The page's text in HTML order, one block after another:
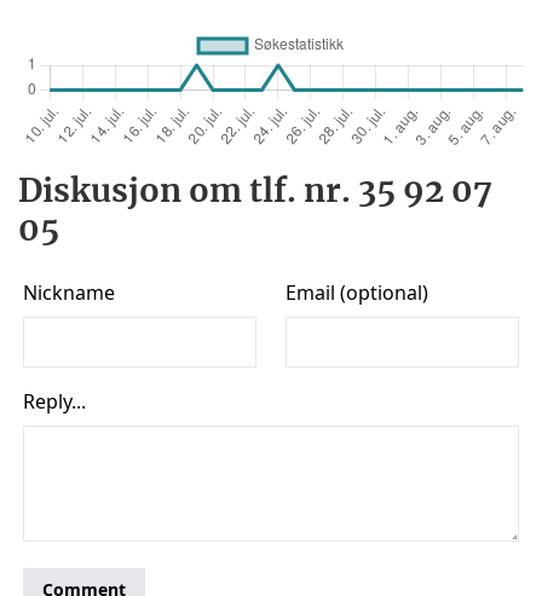
Diskusjon om tlf. nr. 35 92 07
05